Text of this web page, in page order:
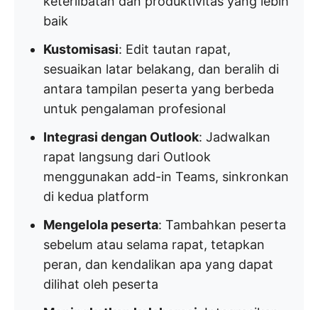
baik
Kustomisasi: Edit tautan rapat,
sesuaikan latar belakang, dan beralih di
antara tampilan peserta yang berbeda
untuk pengalaman profesional
Integrasi dengan Outlook: Jadwalkan
rapat langsung dari Outlook
menggunakan add-in Teams, sinkronkan
di kedua platform
Mengelola peserta: Tambahkan peserta
sebelum atau selama rapat, tetapkan
peran, dan kendalikan apa yang dapat
dilihat oleh peserta